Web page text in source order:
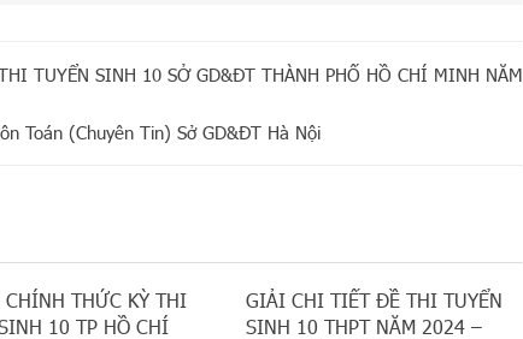
TUYỂN SINH 10 SỞ GD&ĐT THÀNH PHỐ HỒ CHÍ MINH NĂM
Toán (Chuyên Tin) Sở GD&ĐT Hà Nội
THỨC KỲ THI
10 TP HỒ CHÍ
GIẢI CHI TIẾT ĐỀ THI TUYỂN
SINH 10 THPT NĂM 2024 –